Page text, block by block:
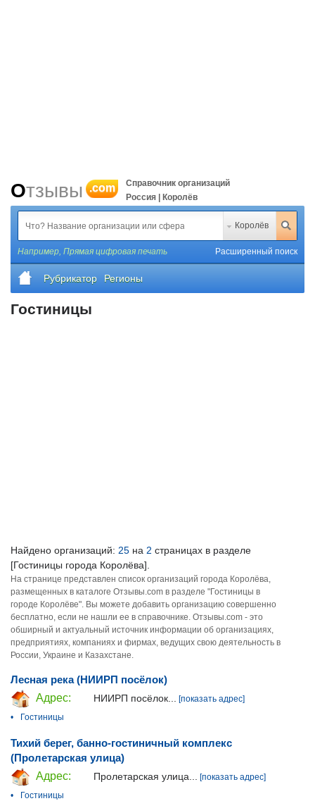
Отзывы .com
Справочник организаций
Россия | Королёв
Королёв
Например, Прямая цифровая печать Расширенный поиск
Рубрикатор Регионы
Гостиницы
Найдено организаций: 25 на 2 страницах в разделе
[Гостиницы города Королёва].
На странице представлен список организаций города Королёва,
размещенных в каталоге Отзывы.com в разделе "Гостиницы в
городе Королёве". Вы можете добавить организацию совершенно
бесплатно, если не нашли ее в справочнике. Отзывы.com - это
обширный и актуальный источник информации об организациях,
предприятиях, компаниях и фирмах, ведущих свою деятельность в
России, Украине и Казахстане.
Лесная река (НИИРП посёлок)
Адрес:
НИИРП посёлок...
[показать адрес]
•
Гостиницы
Тихий берег, банно-гостиничный комплекс
(Пролетарская улица)
Адрес:
Пролетарская улица...
[показать адрес]
•
Гостиницы